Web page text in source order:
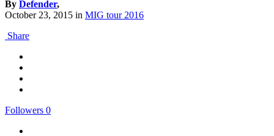
By Defender,
October 23, 2015 in MIG tour 2016
Share
Followers 0